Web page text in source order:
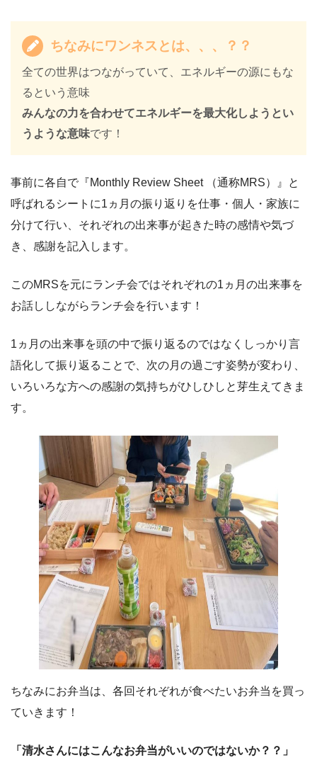
ちなみにワンネスとは、、、？？
全ての世界はつながっていて、エネルギーの源にもな
るという意味
みんなの力を合わせてエネルギーを最大化しようとい
うような意味です！
事前に各自で『Monthly Review Sheet （通称MRS）』と
呼ばれるシートに1ヵ月の振り返りを仕事・個人・家族に
分けて行い、それぞれの出来事が起きた時の感情や気づ
き、感謝を記入します。
このMRSを元にランチ会ではそれぞれの1ヵ月の出来事を
お話ししながらランチ会を行います！
1ヵ月の出来事を頭の中で振り返るのではなくしっかり言
語化して振り返ることで、次の月の過ごす姿勢が変わり、
いろいろな方への感謝の気持ちがひしひしと芽生えてきま
す。
ちなみにお弁当は、各回それぞれが食べたいお弁当を買っ
ていきます！
「清水さんにはこんなお弁当がいいのではないか？？」